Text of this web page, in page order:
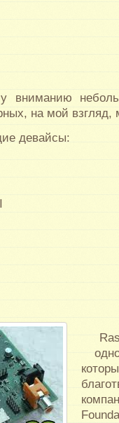
вниманию
на мой взгляд,
девайсы: